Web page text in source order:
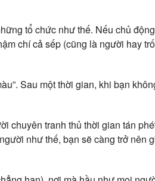
tổ chức như thế. Nếu chủ
chí cả sếp (cũng là người hay
Sau một thời gian, khi bạn
chuyên tranh thủ thời gian tán
như thế, bạn sẽ càng trở nên